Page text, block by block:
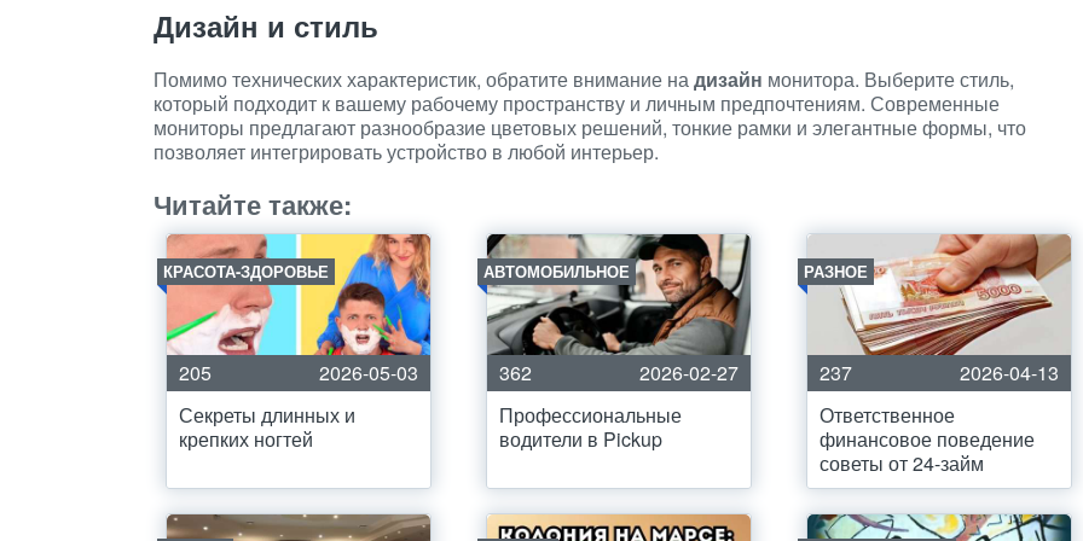
Дизайн и стиль
Помимо технических характеристик, обратите внимание надизайн монитора. Выберите стиль,
который подходит к вашему рабочему пространству и личным предпочтениям. Современные
мониторы предлагают разнообразие цветовых решений, тонкие рамки и элегантные формы, что
позволяет интегрировать устройство в любой интерьер.
Читайте также:
КРАСОТА-ЗДОРОВЬЕ
205
2026-05-03
Секреты длинных и
крепких ногтей
АВТОМОБИЛЬНОЕ
362
2026-02-27
Профессиональные
водители в Pickup
РАЗНОЕ
237
2026-04-13
Ответственное
финансовое поведение
советы от 24-займ